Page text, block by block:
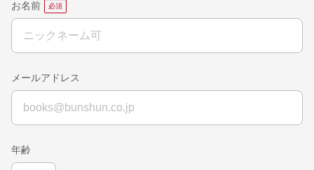
お名前
メールアドレス
年齢